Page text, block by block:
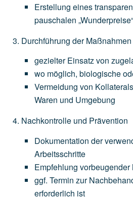
Erstellung eines
pauschalen „Wunderpreise“
Durchführung der Maßnahmen
gezielter Einsatzvon
wo möglich, biologische
Vermeidung von
Waren und Umgebung
Nachkontrolle und Prävention
Dokumentation der
Arbeitsschritte
Empfehlung vorbeugender
ggf. Termin zur
erforderlich ist